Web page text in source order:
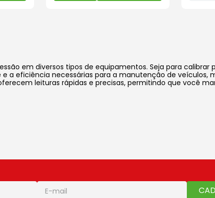
em diversos tipos de equipamentos. Seja para calibrar
eficiência necessárias para a manutenção de veículos,
leituras rápidas e precisas, permitindo que você